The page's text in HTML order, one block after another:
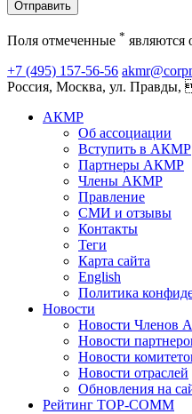
Отправить
Поля отмеченные * являются
+7 (495) 157-56-56
Россия, Москва, ул. Правды,
АКМР
Об ассоциации
Вступить в АКМР
Партнеры АКМР
Члены АКМР
Правление
СМИ и отзывы
Контакты
Теги
Карта сайта
English
Политика
Новости
Новости Членов
Новости
Новости
Новости отраслей
Обновления на
Рейтинг TOP-COMM